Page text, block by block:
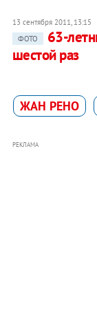
13 сентября 2011, 13:15
ФОТО
63-
шестой раз
ЖАН РЕНО
РЕКЛАМА